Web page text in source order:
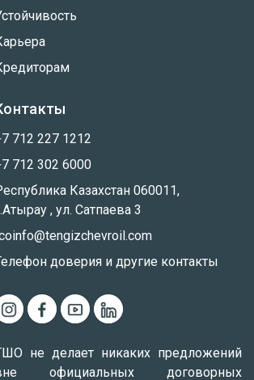
712 227 1212
712 302 6000
Казахстан 060011,
, ул. Сатпаева 3
доверия и другие контакты
не делает никаких предложений
официальных договорных